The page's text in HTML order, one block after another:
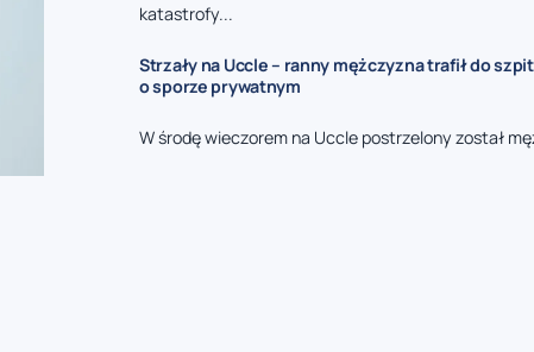
katastrofy...
Strzały na Uccle – ranny mężczyzna trafił do
o sporze prywatnym
W środę wieczorem na Uccle postrzelony został